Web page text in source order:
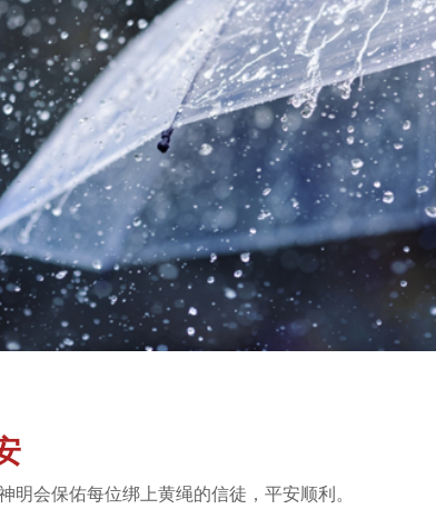
明会保佑每位绑上黄绳的信徒，平安顺利。